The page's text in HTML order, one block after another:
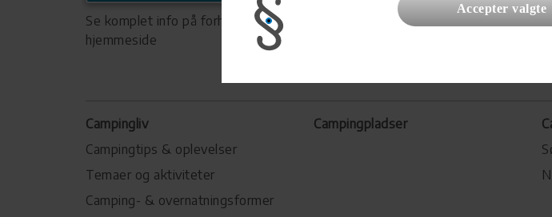
Se komplet info på forhandlerens
hjemmeside
Campingliv
Campingtips & oplevelser
Temaer og aktiviteter
Camping- & overnatningsformer
Campingpladser
Accepter valgte